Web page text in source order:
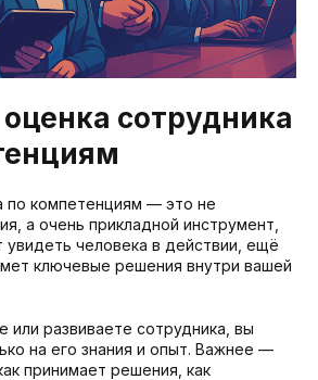
сотрудника
по компетенциям — это не
а очень прикладной инструмент,
увидеть человека в действии, ещё
ключевые решения внутри вашей
или развиваете сотрудника, вы
на его знания и опыт. Важнее —
принимает решения, как